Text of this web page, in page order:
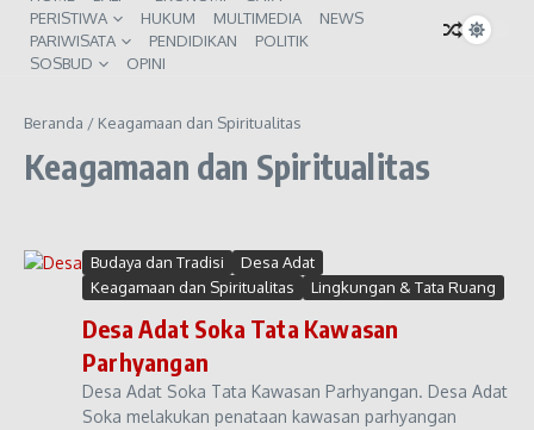
PERISTIWA
HUKUM MULTIMEDIA
NEWS
PARIWISATA
PENDIDIKAN
POLITIK
SOSBUD
OPINI
Beranda / Keagamaan dan Spiritualitas
Keagamaan dan Spiritualitas
Budaya dan Tradisi
Desa Adat
Keagamaan dan Spiritualitas
Lingkungan & Tata Ruang
Desa Adat Soka Tata Kawasan
Parhyangan
Desa Adat Soka Tata Kawasan Parhyangan. Desa Adat
Soka melakukan penataan kawasan parhyangan